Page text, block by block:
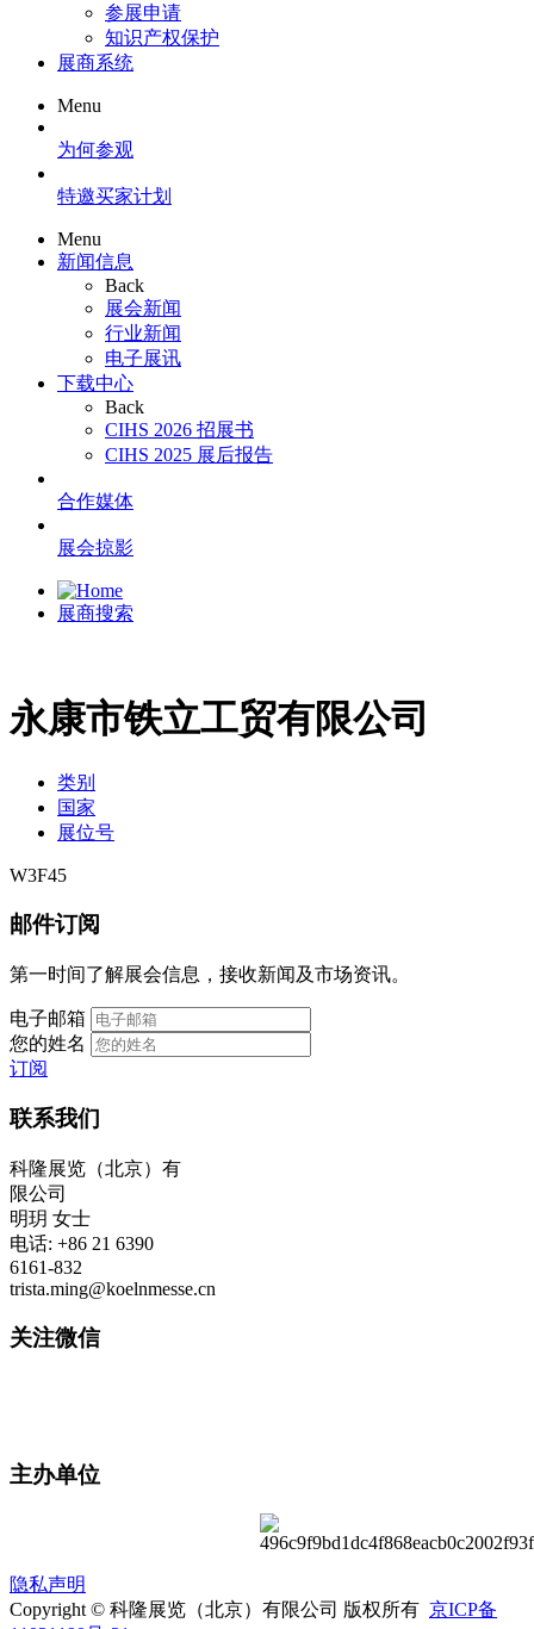
参展申请
知识产权保护
展商系统
Menu
为何参观
特邀买家计划
Menu
新闻信息
Back
展会新闻
行业新闻
电子展讯
下载中心
Back
CIHS 2026 招展书
CIHS 2025 展后报告
合作媒体
展会掠影
展商搜索
永康市铁立工贸有限公司
类别
国家
展位号
W3F45
邮件订阅
第一时间了解展会信息，接收新闻及市场资讯。
电子邮箱
您的姓名
订阅
联系我们
科隆展览（北京）有
限公司
明玥 女士
电话: +86 21 6390
6161-832
trista.ming@koelnmesse.cn
关注微信
主办单位
隐私声明
Copyright © 科隆展览（北京）有限公司 版权所有 京ICP备